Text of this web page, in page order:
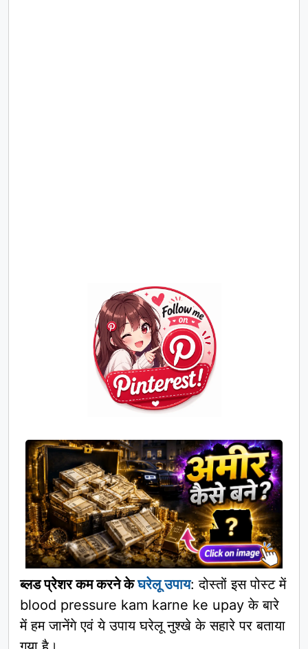
ब्लड प्रेशर कम करने केघरेलू उपाय: दोस्तों इस पोस्ट में
blood pressure kam karne ke upay के बारे
में हम जानेंगे एवं ये उपाय घरेलू नुश्खे के सहारे पर बताया